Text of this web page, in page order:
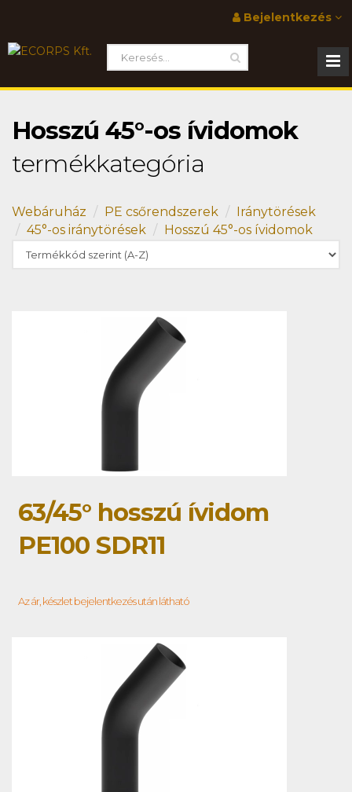
Bejelentkezés
Hosszú 45°-os ívidomok
termékkategória
Webáruház PE csőrendszerek
Iránytörések
45°-os iránytörések
Hosszú 45°-os ívidomok
63/45° hosszú ívidom
PE100 SDR11
Az ár, készlet bejelentkezés után látható